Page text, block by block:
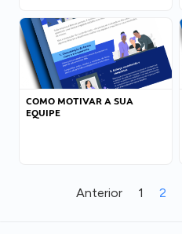
COMO MOTIVAR A SUA
EQUIPE
Anterior 1 2